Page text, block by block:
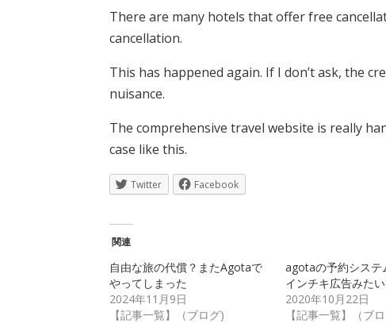
There are many hotels that offer free
cancellation.
This has happened again. If I don’t ask, the
nuisance.
The comprehensive travel website is really
case like this.
Twitter Facebook
関連
自由な旅の代償？またAgotaで
やってしまった
2024年11月9日
【記事一覧】（ブログ)
agotaの予約システ
インチキ広告みたい
2020年10月22日
【記事一覧】（ブ